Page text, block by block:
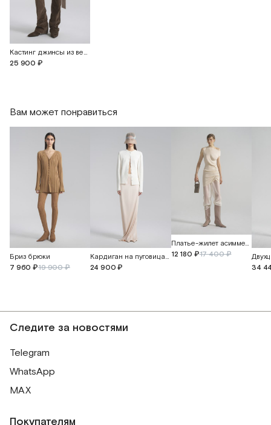
Кастинг джинсы из вельвета
25 900 ₽
Вам может понравиться
Бриз брюки
7 960 ₽19 900 ₽
Кардиган на пуговицах из кашемира и шелка
24 900 ₽
Платье-жилет асимметричное
12 180 ₽17 400 ₽
34
Следите за новостями
Telegram
WhatsApp
MAX
Покупателям